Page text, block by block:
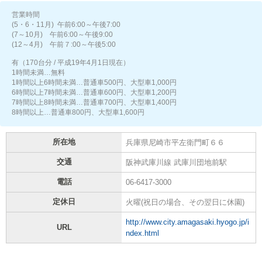
営業時間
(5・6・11月) 午前6:00～午後7:00
(7～10月) 午前6:00～午後9:00
(12～4月) 午前７:00～午後5:00
有（170台分 / 平成19年4月1日現在）
1時間未満…無料
1時間以上6時間未満…普通車500円、大型車1,000円
6時間以上7時間未満…普通車600円、大型車1,200円
7時間以上8時間未満…普通車700円、大型車1,400円
8時間以上…普通車800円、大型車1,600円
所在地 兵庫県尼崎市平左衛門町６６
交通 阪神武庫川線 武庫川団地前駅
電話 06-6417-3000
定休日 火曜(祝日の場合、その翌日に休園)
URL
http://www.city.amagasaki.hyogo.jp/i
ndex.html